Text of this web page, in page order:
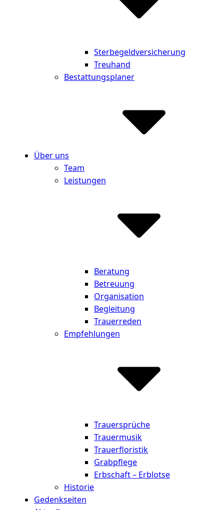
Sterbegeldversicherung
Treuhand
Bestattungsplaner
Über uns
Team
Leistungen
Beratung
Betreuung
Organisation
Begleitung
Trauerreden
Empfehlungen
Trauersprüche
Trauermusik
Trauerfloristik
Grabpflege
Erbschaft – Erblotse
Historie
Gedenkseiten